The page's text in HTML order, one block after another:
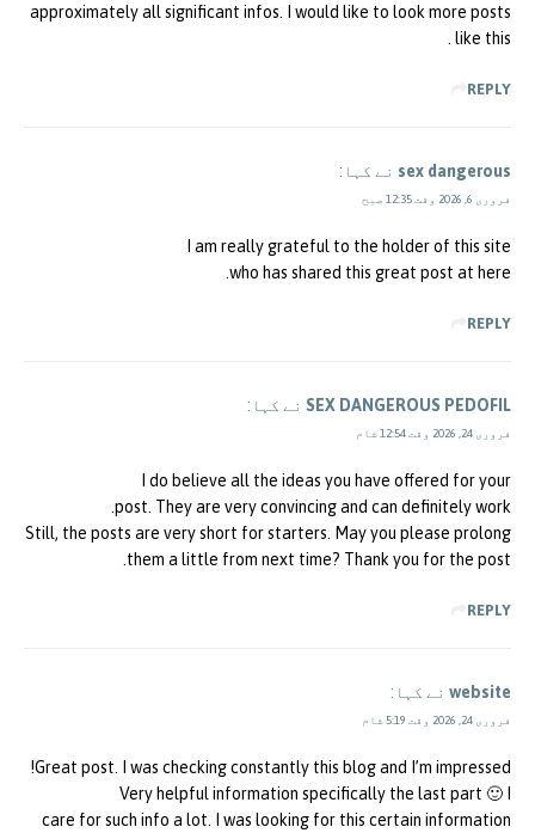
approximately all significant infos. I would like to look more posts
like this .
REPLY
sex dangerous نے کہا:
فروری 6, 2026 وقت 12:35 صبح
I am really grateful to the holder of this site
who has shared this great post at here.
REPLY
SEX DANGEROUS PEDOFIL نے کہا:
فروری 24, 2026 وقت 12:54 شام
I do believe all the ideas you have offered for your
post. They are very convincing and can definitely work.
Still, the posts are very short for starters. May you please prolong
them a little from next time? Thank you for the post.
REPLY
website نے کہا:
فروری 24, 2026 وقت 5:19 شام
Great post. I was checking constantly this blog and I’m impressed!
Very helpful information specifically the last part 🙂 I
care for such info a lot. I was looking for this certain information